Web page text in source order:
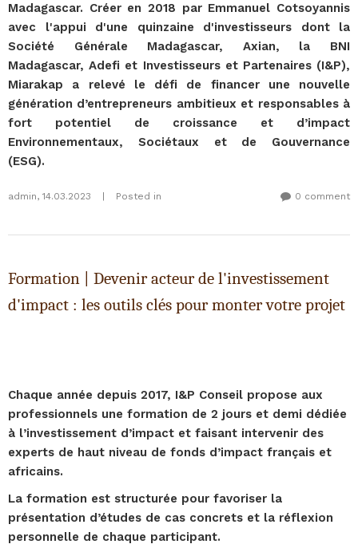
Madagascar. Créer en 2018 par Emmanuel Cotsoyannis
avec l'appui d'une quinzaine d'investisseurs dont la
Société Générale Madagascar, Axian, la BNI
Madagascar, Adefi et Investisseurs et Partenaires (I&P),
Miarakap a relevé le défi de financer une nouvelle
génération d’entrepreneurs ambitieux et responsables à
fort potentiel de croissance et d’impact
Environnementaux, Sociétaux et de Gouvernance
(ESG).
admin, 14.03.2023 Posted in 0 comment
Formation | Devenir acteur de l'investissement
d'impact : les outils clés pour monter votre projet
Chaque année depuis 2017, I&P Conseil propose aux
professionnels une formation de 2 jours et demi dédiée
à l’investissement d’impact et faisant intervenir des
experts de haut niveau de fonds d’impact français et
africains.
La formation est structurée pour favoriser la
présentation d’études de cas concrets et la réflexion
personnelle de chaque participant.